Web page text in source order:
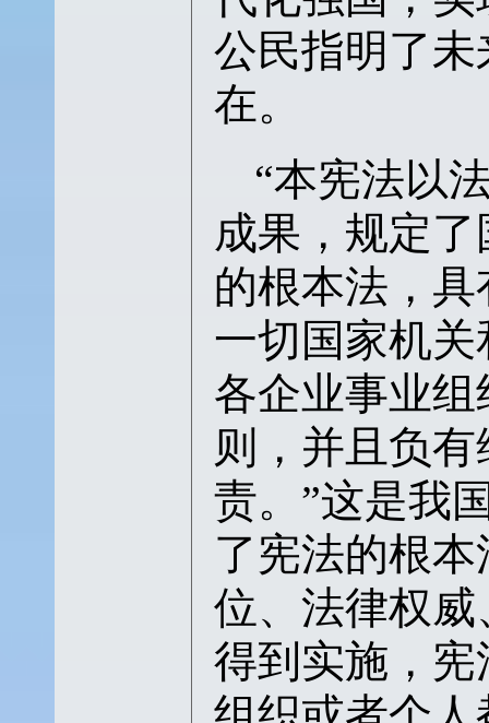
公民指明了
在。
“本宪法以
成果，规定
的根本法，
一切国家机
各企业事业
则，并且负
责。”这是我
了宪法的根
位、法律权
得到实施，